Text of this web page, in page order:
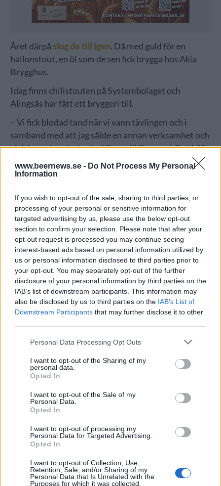
www.beernews.se - Do Not Process My Personal
Information
If you wish to opt-out of the sale, sharing to third parties, or
processing of your personal or sensitive information for
targeted advertising by us, please use the below opt-out
section to confirm your selection. Please note that after your
opt-out request is processed you may continue seeing
interest-based ads based on personal information utilized by
us or personal information disclosed to third parties prior to
your opt-out. You may separately opt-out of the further
disclosure of your personal information by third parties on the
IAB’s list of downstream participants. This information may
also be disclosed by us to third parties on the IAB’s List of
Downstream Participants that may further disclose it to other
Personal Data Processing Opt Outs
I want to opt-out of the Sharing of my
personal data.
Opted In
I want to opt-out of the Sale of my
Personal Data.
Opted In
I want to opt-out of processing my
Personal Data for Targeted Advertising.
Opted In
I want to opt-out of Collection, Use,
Retention, Sale, and/or Sharing of my
Personal Data that Is Unrelated with the
Purposes for which it was collected.
Året därpåslog de till igen. Då med guld för en
hallonstout, en öl som de sen fick brygga hos Akia
Brygghus.
Idag finns chilistouten på Systembolaget och
Alingsås har fått ett bryggeri till.
– Vi fick blodad tand när vi vann tävlingen och i
samband med att jag sålde en annan verksamhet och
gick i pension startade vi Stamsjö Bryggeri. Det höll
bara att vara pensionär i tre månader, säger Hans
Holmberg, som är den som driver bryggeriet med
Längst till höger syns Kenneth Johansson, Hans Holmberg
senare startade de ett bryggeri.
En annan anledning var att han hade hittat den
perfekta lokalen: Det gamla Arla-mejeriet i Alingsås.